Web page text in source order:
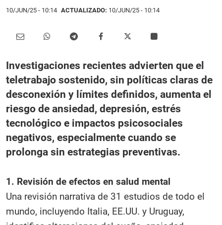
10/JUN/25 - 10:14 ACTUALIZADO: 10/JUN/25 - 10:14
Investigaciones recientes advierten que el
teletrabajo sostenido, sin políticas claras de
desconexión y límites definidos, aumenta el
riesgo de ansiedad, depresión, estrés
tecnológico e impactos psicosociales
negativos, especialmente cuando se
prolonga sin estrategias preventivas.
1. Revisión de efectos en salud mental
Una revisión narrativa de 31 estudios de todo el
mundo, incluyendo Italia, EE.UU. y Uruguay,